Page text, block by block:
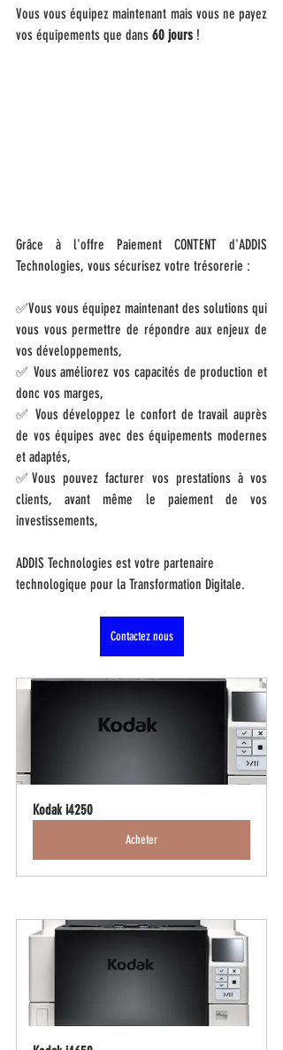
Vous vous équipez maintenant mais vous ne payez
vos équipements que dans 60 jours !
Grâce à l'offre Paiement CONTENT d'ADDIS
Technologies, vous sécurisez votre trésorerie :
✅Vous vous équipez maintenant des solutions qui
vous vous permettre de répondre aux enjeux de
vos développements,
✅ Vous améliorez vos capacités de production et
donc vos marges,
✅ Vous développez le confort de travail auprès
de vos équipes avec des équipements modernes
et adaptés,
✅Vous pouvez facturer vos prestations à vos
clients, avant même le paiement de vos
investissements,
ADDIS Technologies est votre partenaire
technologique pour la Transformation Digitale.
Contactez nous
Kodak i4250
Acheter